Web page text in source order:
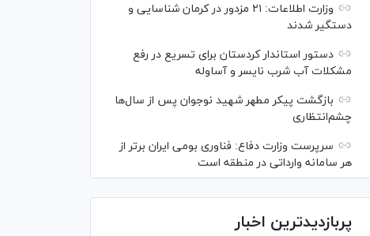
وزارت اطلاعات: ۲۱ مزدور در کرمان شناسایی و
دستگیر شدند
دستور استاندار کردستان برای تسریع در رفع
مشکلات آب شرب نایسر و آساوله
بازگشت پیکر مطهر شهید نوجوان پس از سال‌ها
چشم‌انتظاری
سرپرست وزارت دفاع: فناوری بومی ایران برتر از
هر سامانه وارداتی در منطقه است
پربازدیدترین اخبار